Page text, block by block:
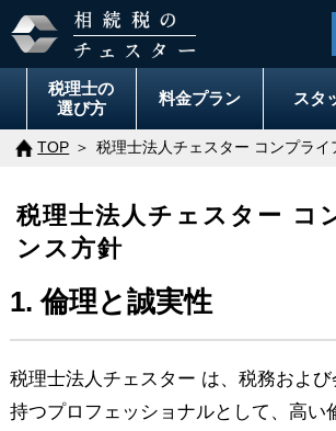
税理士の
選び方
料金プラン スタ
TOP 税理士法人チェスター コンプライ
税理士法人チェスター コ
ンス方針
1. 倫理と誠実性
税理士法人チェスター は、税務およ
持つプロフェッショナルとして、高い